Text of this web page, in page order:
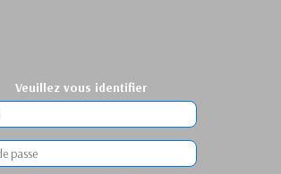
Veuillez vous identifier